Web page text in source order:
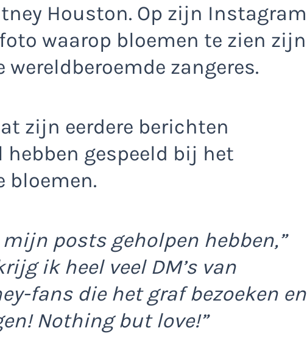
Houston. Op zijn Instagram
waarop bloemen te zien zijn
zangeres.
zijn eerdere berichten
gespeeld bij het
bloemen.
posts geholpen hebben,”
ik heel veel DM’s van
fans die het graf bezoeken en
Nothing but love!”